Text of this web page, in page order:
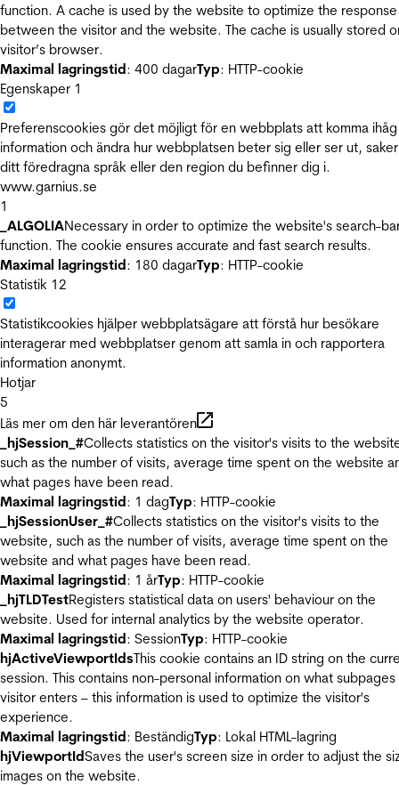
function. A cache is used by the website to optimize the
between the visitor and the website. The cache is usually stored
visitor’s browser.
Maximal lagringstid: 400 dagarTyp: HTTP-cookie
Egenskaper 1
Preferenscookies gör det möjligt för en webbplats att komma ihåg
information och ändra hur webbplatsen beter sig eller ser ut,
ditt föredragna språk eller den region du befinner dig i.
www.garnius.se
1
_ALGOLIANecessary in order to optimize the website's search-
function. The cookie ensures accurate and fast search results.
Maximal lagringstid: 180 dagarTyp: HTTP-cookie
Statistik 12
Statistikcookies hjälper webbplatsägare att förstå hur besökare
interagerar med webbplatser genom att samla in och rapportera
information anonymt.
Hotjar
5
Läs mer om den här leverantören
_hjSession_#Collects statistics on the visitor's visits to the
such as the number of visits, average time spent on the website
what pages have been read.
Maximal lagringstid: 1 dagTyp: HTTP-cookie
_hjSessionUser_#Collects statistics on the visitor's visits to the
website, such as the number of visits, average time spent on the
website and what pages have been read.
Maximal lagringstid: 1 årTyp: HTTP-cookie
_hjTLDTestRegisters statistical data on users' behaviour on the
website. Used for internal analytics by the website operator.
Maximal lagringstid: SessionTyp: HTTP-cookie
hjActiveViewportIdsThis cookie contains an ID string on the
session. This contains non-personal information on what
visitor enters – this information is used to optimize the visitor's
experience.
Maximal lagringstid: BeständigTyp: Lokal HTML-lagring
hjViewportIdSaves the user's screen size in order to adjust the
images on the website.